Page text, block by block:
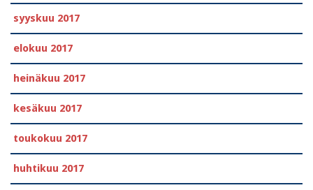
syyskuu 2017
elokuu 2017
heinäkuu 2017
kesäkuu 2017
toukokuu 2017
huhtikuu 2017